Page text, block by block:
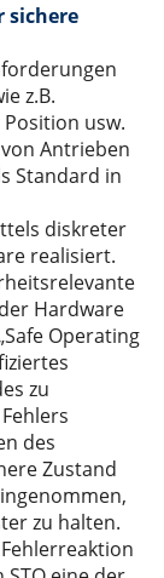
sichere
z.B.
usw.
Antrieben
Standard in
diskreter
realisiert.
Hardware
Operating
zu
des
Zustand
zu halten.